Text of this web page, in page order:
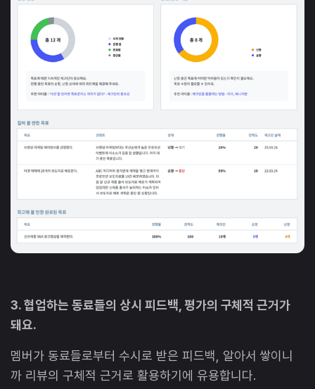
3. 협업하는 동료들의 상시 피드백, 평가의 구체적 근거가
돼요.
멤버가 동료들로부터 수시로 받은 피드백, 알아서 쌓이니
까 리뷰의 구체적 근거로 활용하기에 유용합니다.